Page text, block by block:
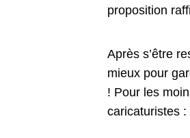
proposition
Après s’être
mieux pour
! Pour les
caricaturistes :